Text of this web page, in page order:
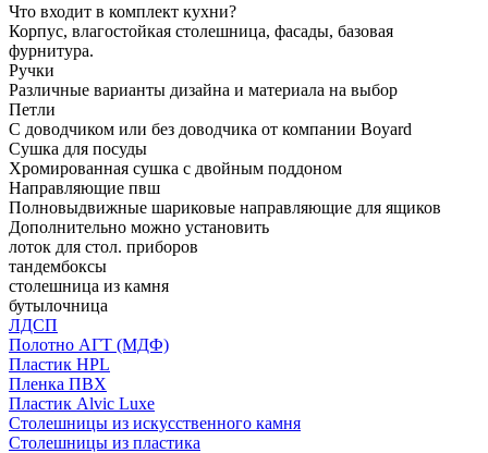
Что входит в комплект кухни?
Корпус, влагостойкая столешница, фасады, базовая
фурнитура.
Ручки
Различные варианты дизайна и материала на выбор
Петли
С доводчиком или без доводчика от компании Boyard
Сушка для посуды
Хромированная сушка с двойным поддоном
Направляющие пвш
Полновыдвижные шариковые направляющие для ящиков
Дополнительно можно установить
лоток для стол. приборов
тандембоксы
столешница из камня
бутылочница
ЛДСП
Полотно АГТ (МДФ)
Пластик HPL
Пленка ПВХ
Пластик Alvic Luxe
Столешницы из искусственного камня
Столешницы из пластика